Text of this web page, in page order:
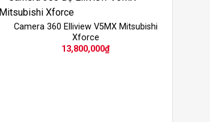
Camera 360 Elliview V5MX Mitsubishi
Xforce
13,800,000₫